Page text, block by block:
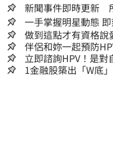
新聞事件即時更新
一
做到這點才有資格說
伴侶和妳一起預防
立即諮詢HPV！是
嫌晚！
1金融股築出「W底